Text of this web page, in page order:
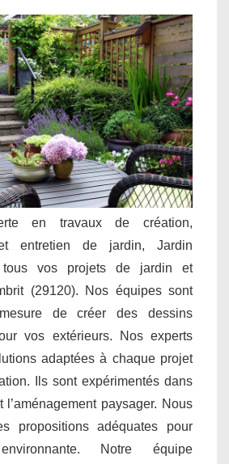
en travaux de création,
entretien de jardin, Jardin
tous vos projets de jardin et
(29120). Nos équipes sont
de créer des dessins
vos extérieurs. Nos experts
adaptées à chaque projet
Ils sont expérimentés dans
l’aménagement paysager. Nous
propositions adéquates pour
Notre équipe